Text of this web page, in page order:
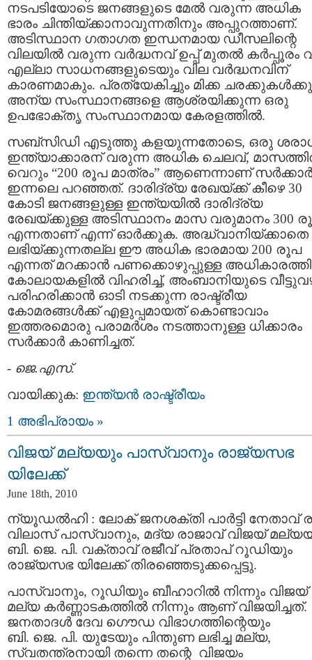
നടപടിയോടെ ജനങ്ങളുടെ മേല്‍ വരുന്ന അധിക
ഭാരം ചിന്തിയ്ക്കാനാവുന്നതിനും അപ്പുറത്താണ്.
അടിസ്ഥാന ഗതാഗത ഇന്ധനമായ ഡീസലിന്റെ
വിലയില്‍ വരുന്ന വര്‍ദ്ധനവ്‌ ഉപ്പ് മുതല്‍ കര്‍പ്പൂരം
എല്ലാ സാധനങ്ങളുടെയും വില വര്‍ദ്ധനവിന്
കാരണമാകും. പ്രത്യേകിച്ചും മിക്ക
അന്യ സംസ്ഥാനങ്ങളെ ആശ്രയിക്കുന്ന ഒരു
ഉപഭോക്തൃ സംസ്ഥാനമായ കേരളത്തില്‍.
സബ്സിഡി എടുത്തു കളയുന്നതോടെ, ഒരു
ഇന്ത്യാക്കാരന് വരുന്ന അധിക ചെലവ്,
വെറും “200 രൂപ മാത്രം” ആണെന്നാണ്‌ സര്‍ക്കാര്‍
ഇന്നലെ പറഞ്ഞത്. ദാരിദ്ര്യ രേഖയ്ക്ക് കീഴെ 30
കോടി ജനങ്ങളുള്ള ഇന്ത്യയില്‍ ദാരിദ്ര്യ
രേഖയ്ക്കുള്ള അടിസ്ഥാനം മാസ വരുമാനം 300
എന്നതാണ് എന്ന് ഓര്‍ക്കുക. അദ്ധ്വാനിയ്ക്കാതെ
ലഭിയ്ക്കുന്നതല്ല ഈ അധിക ഭാരമായ 200 രൂപ
എന്നത് മറക്കാന്‍ പണക്കൊഴുപ്പുള്ള
കോലായകളില്‍ വിഹരിച്ച്, അംബാനിയുടെ
പരിഹരിക്കാന്‍ ഓടി നടക്കുന്ന രാഷ്ട്രീയ
കോമരങ്ങള്‍ക്ക് എളുപ്പമായത് കൊണ്ടാവാം
ഇത്തരമൊരു പരാമര്‍ശം നടത്താനുള്ള ധിക്കാരം
സര്‍ക്കാര്‍ കാണിച്ചത്.
- ജെ.എസ്.
വായിക്കുക: ഇന്ത്യന്‍ രാഷ്ട്രീയം
1 അഭിപ്രായം »
വിജയ് മല്യയും പാസ്വാനും രാജ്യസഭ
യിലേക്ക്
June 18th, 2010
ന്യൂഡല്‍ഹി : ലോക് ജനശക്തി പാര്‍ട്ടി നേതാവ്
വിലാസ് പാസ്വാനും, മദ്യ രാജാവ് വിജയ്
ബി. ജെ. പി. വക്താവ് രജീവ് പ്രതാപ് റൂഡിയും
രാജ്യസഭ യിലേക്ക് തിരഞ്ഞെടുക്കപ്പെട്ടു.
പാസ്വാനും, റൂഡിയും ബീഹാറില്‍ നിന്നും വിജയ്
മല്യ കര്‍ണ്ണാടകത്തില്‍ നിന്നും ആണ് വിജയിച്ചത്.
ജനതാദള്‍ ദേവ ഗൌഡ വിഭാഗത്തിന്റെയും
ബി. ജെ. പി. യുടേയും പിന്തുണ ലഭിച്ച മല്യ,
സ്വതന്ത്രനായി തന്നെ തന്റെ വിജയം